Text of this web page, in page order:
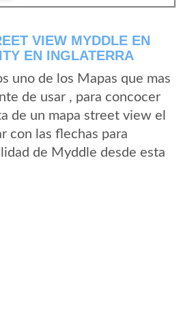
VIEW MYDDLE EN
EN INGLATERRA
uno de los Mapas que mas
de usar , para concocer
de un mapa street view el
con las flechas para
de Myddle desde esta